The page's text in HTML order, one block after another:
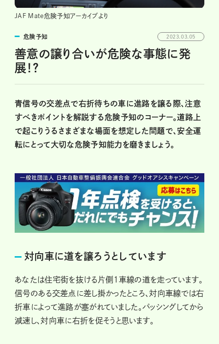
JAF Mate危険予知アーカイブより
危険予知 2023.03.05
善意の譲り合いが危険な事態に発
展！？
青信号の交差点で右折待ちの車に進路を譲る際、注意
すべきポイントを解説する危険予知のコーナー。道路上
で起こりうるさまざまな場面を想定した問題で、安全運
転にとって大切な危険予知能力を磨きましょう。
対向車に道を譲ろうとしています
あなたは住宅街を抜ける片側1車線の道を走っています。
信号のある交差点に差し掛かったところ、対向車線では右
折車によって進路が塞がれていました。パッシングしてから
減速し、対向車に右折を促そうと思います。